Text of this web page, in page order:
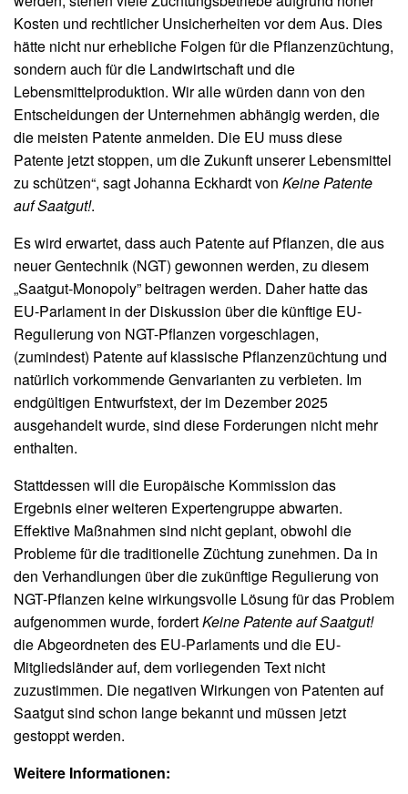
Kosten und rechtlicher Unsicherheiten vor dem Aus. Dies
hätte nicht nur erhebliche Folgen für die Pflanzenzüchtung,
sondern auch für die Landwirtschaft und die
Lebensmittelproduktion. Wir alle würden dann von den
Entscheidungen der Unternehmen abhängig werden, die
die meisten Patente anmelden. Die EU muss diese
Patente jetzt stoppen, um die Zukunft unserer Lebensmittel
zu schützen“, sagt Johanna Eckhardt von Keine Patente
auf Saatgut!.
Es wird erwartet, dass auch Patente auf Pflanzen, die aus
neuer Gentechnik (NGT) gewonnen werden, zu diesem
„Saatgut-Monopoly” beitragen werden. Daher hatte das
EU-Parlament in der Diskussion über die künftige EU-
Regulierung von NGT-Pflanzen vorgeschlagen,
(zumindest) Patente auf klassische Pflanzenzüchtung und
natürlich vorkommende Genvarianten zu verbieten. Im
endgültigen Entwurfstext, der im Dezember 2025
ausgehandelt wurde, sind diese Forderungen nicht mehr
enthalten.
Stattdessen will die Europäische Kommission das
Ergebnis einer weiteren Expertengruppe abwarten.
Effektive Maßnahmen sind nicht geplant, obwohl die
Probleme für die traditionelle Züchtung zunehmen. Da in
den Verhandlungen über die zukünftige Regulierung von
NGT-Pflanzen keine wirkungsvolle Lösung für das Problem
aufgenommen wurde, fordertKeine Patente auf Saatgut!
die Abgeordneten des EU-Parlaments und die EU-
Mitgliedsländer auf, dem vorliegenden Text nicht
zuzustimmen. Die negativen Wirkungen von Patenten auf
Saatgut sind schon lange bekannt und müssen jetzt
gestoppt werden.
Weitere Informationen: